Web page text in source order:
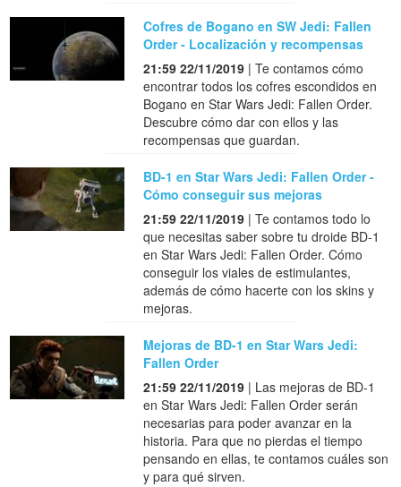
Cofres de Bogano en SW Jedi: Fallen
Order - Localización y recompensas
21:59 22/11/2019 | Te contamos cómo
encontrar todos los cofres escondidos en
Bogano en Star Wars Jedi: Fallen Order.
Descubre cómo dar con ellos y las
recompensas que guardan.
BD-1 en Star Wars Jedi: Fallen Order -
Cómo conseguir sus mejoras
21:59 22/11/2019 | Te contamos todo lo
que necesitas saber sobre tu droide BD-1
en Star Wars Jedi: Fallen Order. Cómo
conseguir los viales de estimulantes,
además de cómo hacerte con los skins y
mejoras.
Mejoras de BD-1 en Star Wars Jedi:
Fallen Order
21:59 22/11/2019 | Las mejoras de BD-1
en Star Wars Jedi: Fallen Order serán
necesarias para poder avanzar en la
historia. Para que no pierdas el tiempo
pensando en ellas, te contamos cuáles son
y para qué sirven.